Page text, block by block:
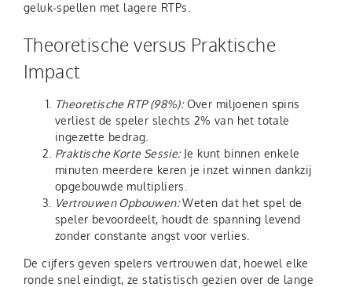
geluk‑spellen met lagere RTPs.
Theoretische versus Praktische
Impact
Theoretische RTP (98%):Over miljoenen spins
verliest de speler slechts 2% van het totale
ingezette bedrag.
Praktische Korte Sessie:Je kunt binnen enkele
minuten meerdere keren je inzet winnen dankzij
opgebouwde multipliers.
Vertrouwen Opbouwen:Weten dat het spel de
speler bevoordeelt, houdt de spanning levend
zonder constante angst voor verlies.
De cijfers geven spelers vertrouwen dat, hoewel elke
ronde snel eindigt, ze statistisch gezien over de lange